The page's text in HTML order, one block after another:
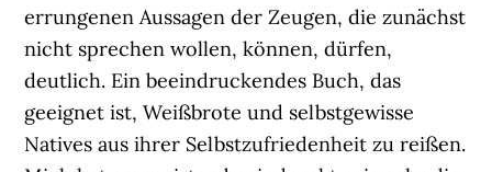
errungenen Aussagen der Zeugen, die zunächst
nicht sprechen wollen, können, dürfen,
deutlich. Ein beeindruckendes Buch, das
geeignet ist, Weißbrote und selbstgewisse
Natives aus ihrer Selbstzufriedenheit zu reißen.